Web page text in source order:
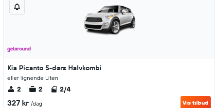
Kia Picanto 5-dørs Halvkombi
eller lignende Liten
2 2 2/4
327 kr /dag Vis tilbud